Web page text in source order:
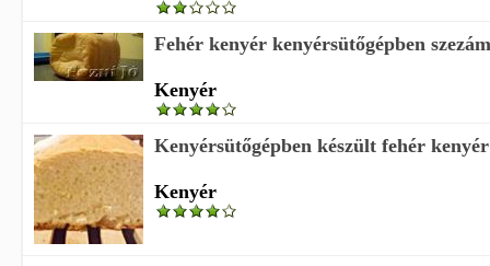
Fehér kenyér kenyérsütőgépben
Kenyér
Kenyérsütőgépben készült fehér kenyér
Kenyér